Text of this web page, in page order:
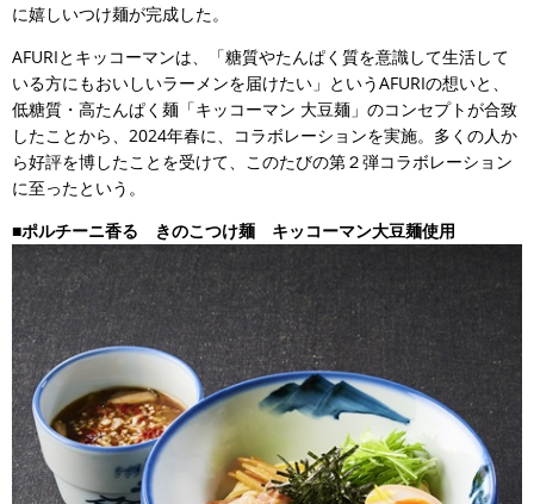
に嬉しいつけ麺が完成した。
AFURIとキッコーマンは、「糖質やたんぱく質を意識して生活して
いる方にもおいしいラーメンを届けたい」というAFURIの想いと、
低糖質・高たんぱく麺「キッコーマン 大豆麺」のコンセプトが合致
したことから、2024年春に、コラボレーションを実施。多くの人か
ら好評を博したことを受けて、このたびの第２弾コラボレーション
に至ったという。
■ポルチーニ香る きのこつけ麺 キッコーマン大豆麺使用